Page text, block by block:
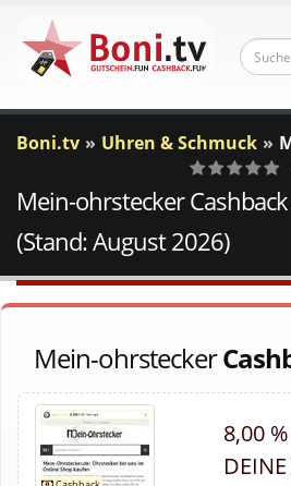
Boni.tv Uhren & Schmuck
0
Votes
Mein-ohrstecker
(Stand: August 2026)
Mein-ohrstecker
8,00